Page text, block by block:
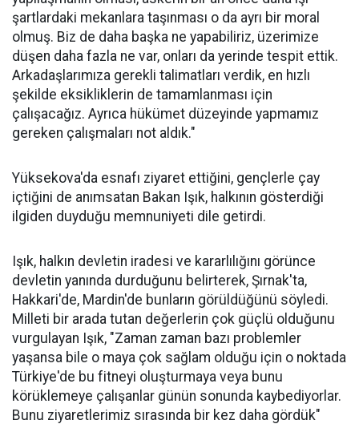
şartlardaki mekanlara taşınması o da ayrı bir moral
olmuş. Biz de daha başka ne yapabiliriz, üzerimize
düşen daha fazla ne var, onları da yerinde tespit ettik.
Arkadaşlarımıza gerekli talimatları verdik, en hızlı
şekilde eksikliklerin de tamamlanması için
çalışacağız. Ayrıca hükümet düzeyinde yapmamız
gereken çalışmaları not aldık."
Yüksekova'da esnafı ziyaret ettiğini, gençlerle çay
içtiğini de anımsatan Bakan Işık, halkının gösterdiği
ilgiden duyduğu memnuniyeti dile getirdi.
Işık, halkın devletin iradesi ve kararlılığını görünce
devletin yanında durduğunu belirterek, Şırnak'ta,
Hakkari'de, Mardin'de bunların görüldüğünü söyledi.
Milleti bir arada tutan değerlerin çok güçlü olduğunu
vurgulayan Işık, "Zaman zaman bazı problemler
yaşansa bile o maya çok sağlam olduğu için o noktada
Türkiye'de bu fitneyi oluşturmaya veya bunu
körüklemeye çalışanlar günün sonunda kaybediyorlar.
Bunu ziyaretlerimiz sırasında bir kez daha gördük"